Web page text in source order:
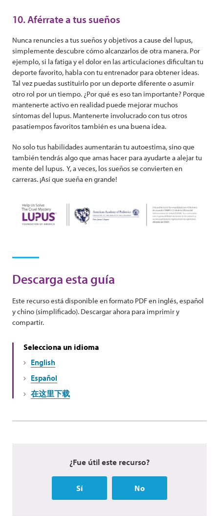
10. Aférrate a tus sueños
Nunca renuncies a tus sueños y objetivos a cause del lupus,
simplemente descubre cómo alcanzarlos de otra manera. Por
ejemplo, si la fatiga y el dolor en las articulaciones dificultan tu
deporte favorito, habla con tu entrenador para obtener ideas.
Tal vez puedas sustituirlo por un deporte diferente o asumir
otro rol por un tiempo. ¿Por qué es eso tan importante? Porque
mantenerte activo en realidad puede mejorar muchos
síntomas del lupus. Mantenerte involucrado con tus otros
pasatiempos favoritos también es una buena idea.
No solo tus habilidades aumentarán tu autoestima, sino que
también tendrás algo que amas hacer para ayudarte a alejar tu
mente del lupus. Y, a veces, los sueños se convierten en
carreras. ¡Así que sueña en grande!
Descarga esta guía
Este recurso está disponible en formato PDF en inglés, español
y chino (simplificado). Descargar ahora para imprimir y
compartir.
Selecciona un idioma
English
Español
在这里下载
¿Fue útil este recurso?
Sí No